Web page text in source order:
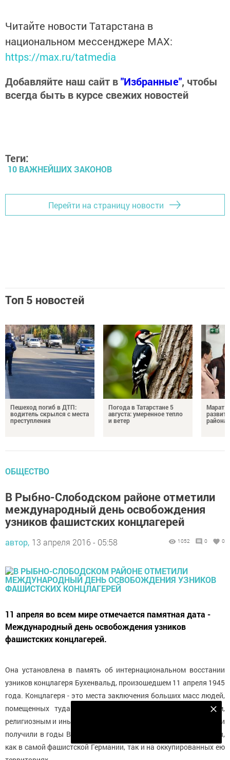
Читайте новости Татарстана в
национальном мессенджере MАХ:
https://max.ru/tatmedia
Добавляйте наш сайт в"Избранные", чтобы
всегда быть в курсе свежих новостей
Теги:
10 ВАЖНЕЙШИХ ЗАКОНОВ
Перейти на страницу новости
Топ 5 новостей
Пешеход погиб в ДТП:
водитель скрылся с места
преступления
Погода в Татарстане 5
августа: умеренное тепло
и ветер
Марат
района
ОБЩЕСТВО
В Рыбно-Слободском районе отметили
международный день освобождения
узников фашистских концлагерей
автор, 13 апреля 2016 - 05:58 1052 0 0
11 апреля во всем мире отмечается памятная дата -
Международный день освобождения узников
фашистских концлагерей.
Она установлена в память об интернациональном восстании
узников концлагеря Бухенвальд, произошедшем 11 апреля 1945
года. Концлагеря - это места заключения больших масс людей,
помещенных туда по политическим, социальным, расовым,
религиозным и иным признакам. Широкое распространение они
получили в годы Второй мировой войны и были расположены,
как в самой фашистской Германии, так и на оккупированных ею